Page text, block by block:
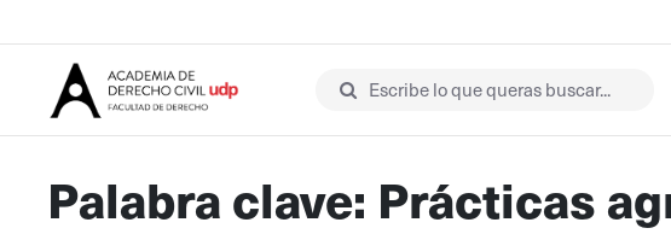
Escribe lo que queras buscar...
Palabra clave: Prácticas